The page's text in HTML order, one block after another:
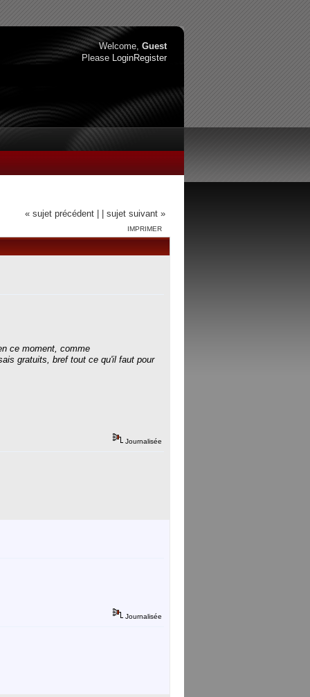
Welcome, Guest
Please LoginRegister
« sujet précédent | | sujet suivant »
IMPRIMER
ce moment, comme
gratuits, bref tout ce qu'il faut pour
Journalisée
Journalisée